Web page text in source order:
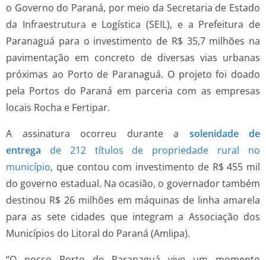
o Governo do Paraná, por meio da Secretaria de Estado
da Infraestrutura e Logística (SEIL), e a Prefeitura de
Paranaguá para o investimento de R$ 35,7 milhões na
pavimentação em concreto de diversas vias urbanas
próximas ao Porto de Paranaguá. O projeto foi doado
pela Portos do Paraná em parceria com as empresas
locais Rocha e Fertipar.
A assinatura ocorreu durante a solenidade de
entrega de 212 títulos de propriedade rural no
município, que contou com investimento de R$ 455 mil
do governo estadual. Na ocasião, o governador também
destinou R$ 26 milhões em máquinas de linha amarela
para as sete cidades que integram a Associação dos
Municípios do Litoral do Paraná (Amlipa).